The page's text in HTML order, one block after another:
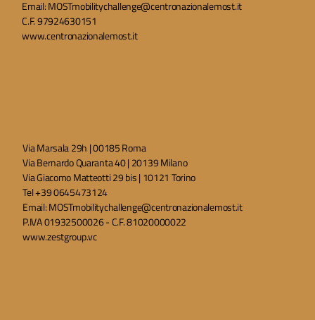
Email:MOSTmobilitychallenge@centronazionalemost.it
C.F. 97924630151
www.centronazionalemost.it
Via Marsala 29h | 00185 Roma
Via Bernardo Quaranta 40 | 20139 Milano
Via Giacomo Matteotti 29 bis | 10121 Torino
Tel +39 0645473124
Email:MOSTmobilitychallenge@centronazionalemost.it
P.IVA 01932500026 - C.F. 81020000022
www.zestgroup.vc